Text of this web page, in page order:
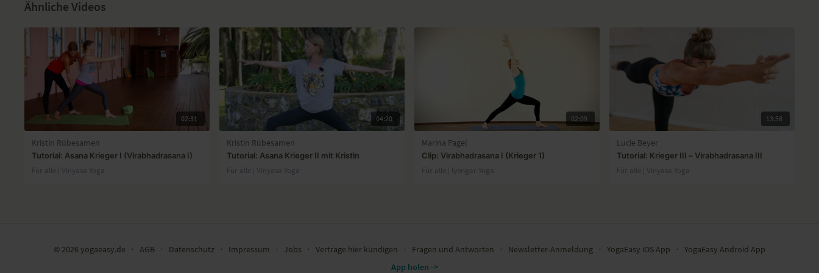
Ähnliche Videos
02:31
Kristin Rübesamen
Tutorial: Asana Krieger I (Virabhadrasana I)
Für alle | Vinyasa Yoga
04:20
Kristin Rübesamen
Tutorial: Asana Krieger II mit Kristin
Für alle | Vinyasa Yoga
02:09
Marina Pagel
Clip: Virabhadrasana I (Krieger 1)
Für alle | lyengar Yoga
13:58
Lucie Beyer
Tutorial: Krieger III – Virabhadrasana III
Für alle | Vinyasa Yoga
© 2026 yogaeasy.de ∙ AGB ∙ Datenschutz ∙ Impressum ∙ Jobs ∙ Verträge hier kündigen ∙ Fragen und Antworten ∙ Newsletter-Anmeldung ∙ YogaEasy iOS App ∙
YogaEasy Android App
App holen ->